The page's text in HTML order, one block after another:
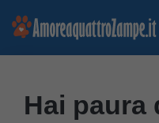
Vai
Hai paura